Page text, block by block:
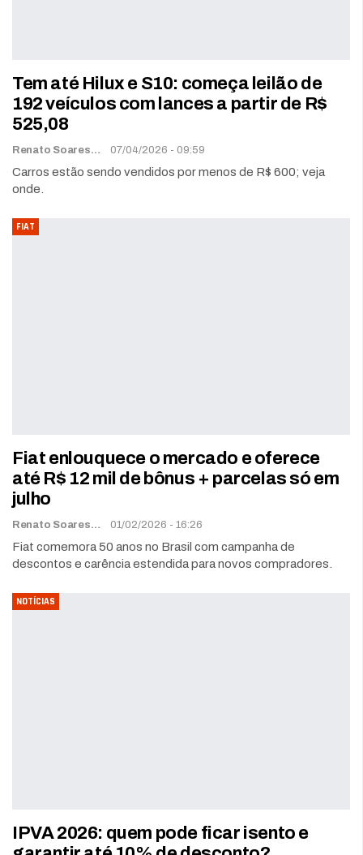
Tem até Hilux e S10: começa leilão de
192 veículos com lances a partir de R$
525,08
Renato Soares 07/04/2026 - 09:59
Carros estão sendo vendidos por menos de R$ 600; veja
onde.
FIAT
Fiat enlouquece o mercado e oferece
até R$ 12 mil de bônus + parcelas só em
julho
Renato Soares 01/02/2026 - 16:26
Fiat comemora 50 anos no Brasil com campanha de
descontos e carência estendida para novos compradores.
NOTÍCIAS
IPVA 2026: quem pode ficar isento e